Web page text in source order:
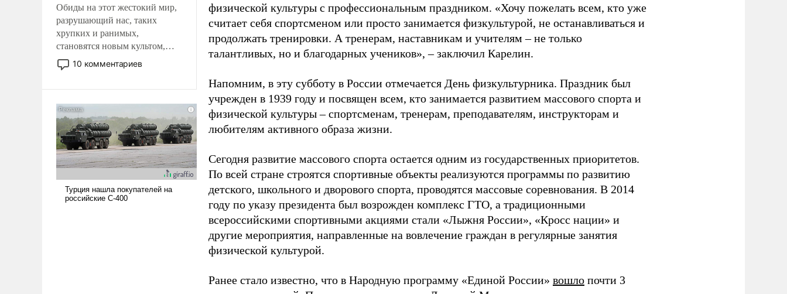
Обиды на этот жестокий мир,
разрушающий нас, таких
хрупких и ранимых,
становятся новым культом,
постепенно вытесняя и
отменяя традиционное
ударами судьбы, брать на себя
ответственность, помогать
слабым, идти вперед и
адаптироваться.
10 комментариев
физической культуры с профессиональным праздником. «Хочу пожелать всем, кто уже
считает себя спортсменом или просто занимается физкультурой, не останавливаться и
продолжать тренировки. А тренерам, наставникам и учителям – не только
талантливых, но и благодарных учеников», – заключил Карелин.
Напомним, в эту субботу в России отмечается День физкультурника. Праздник был
учрежден в 1939 году и посвящен всем, кто занимается развитием массового спорта и
физической культуры – спортсменам, тренерам, преподавателям, инструкторам и
любителям активного образа жизни.
Сегодня развитие массового спорта остается одним из государственных приоритетов.
По всей стране строятся спортивные объекты реализуются программы по развитию
детского, школьного и дворового спорта, проводятся массовые соревнования. В 2014
году по указу президента был возрожден комплекс ГТО, а традиционными
всероссийскими спортивными акциями стали «Лыжня России», «Кросс нации» и
другие мероприятия, направленные на вовлечение граждан в регулярные занятия
физической культурой.
Ранее стало известно, что в Народную программу «Единой России» вошло почти 3